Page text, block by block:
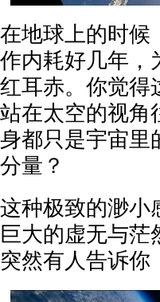
在地球上的时候
作内耗好几年，
红耳赤。你觉得
站在太空的视角
身都只是宇宙里
分量？
这种极致的渺小
巨大的虚无与
突然有人告诉你